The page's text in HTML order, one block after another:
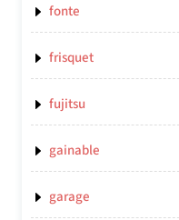
fonte
frisquet
fujitsu
gainable
garage